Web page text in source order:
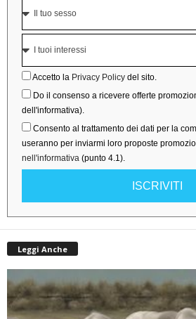
Accetto la Privacy Policy del sito.
Do il consenso a ricevere offerte
dell'informativa).
Consento al trattamento dei dati per la
useranno per inviarmi loro proposte
nell'informativa (punto 4.1).
ISCRIVITI
Leggi Anche